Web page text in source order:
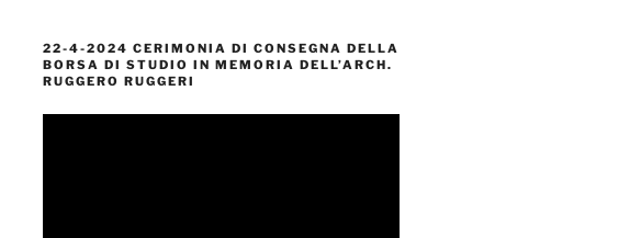
22-4-2024 CERIMONIA DI CONSEGNA DELLA
BORSA DI STUDIO IN MEMORIA DELL’ARCH.
RUGGERO RUGGERI